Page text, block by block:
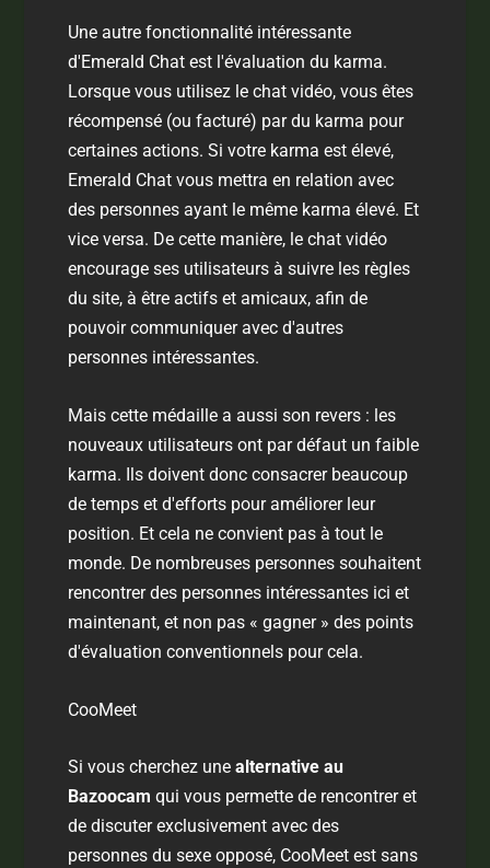
Une autre fonctionnalité intéressante
d'Emerald Chat est l'évaluation du karma.
Lorsque vous utilisez le chat vidéo, vous êtes
récompensé (ou facturé) par du karma pour
certaines actions. Si votre karma est élevé,
Emerald Chat vous mettra en relation avec
des personnes ayant le même karma élevé. Et
vice versa. De cette manière, le chat vidéo
encourage ses utilisateurs à suivre les règles
du site, à être actifs et amicaux, afin de
pouvoir communiquer avec d'autres
personnes intéressantes.
Mais cette médaille a aussi son revers : les
nouveaux utilisateurs ont par défaut un faible
karma. Ils doivent donc consacrer beaucoup
de temps et d'efforts pour améliorer leur
position. Et cela ne convient pas à tout le
monde. De nombreuses personnes souhaitent
rencontrer des personnes intéressantes ici et
maintenant, et non pas « gagner » des points
d'évaluation conventionnels pour cela.
CooMeet
Si vous cherchez unealternative au
Bazoocam qui vous permette de rencontrer et
de discuter exclusivement avec des
personnes du sexe opposé, CooMeet est sans